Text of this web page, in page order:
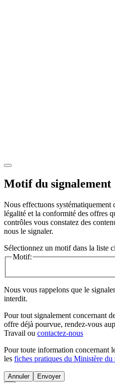
Motif du signalement
Nous effectuons
légalité et la conformité des offres
contrôles vous constatez des
nous le signaler.
Sélectionnez un motif dans la liste
Motif:
Nous vous rappelons que le
interdit.
Pour tout signalement concernant
offre déjà pourvue, rendez-vous
Travail ou contactez-nous
Pour toute information concernant
les fiches pratiques du Ministère du
Annuler